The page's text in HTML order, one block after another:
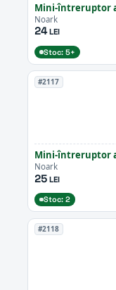
Mini-întreruptor
Noark
24LEI
Stoc: 5+
#2117
Mini-întreruptor
Noark
25LEI
Stoc: 2
#2118